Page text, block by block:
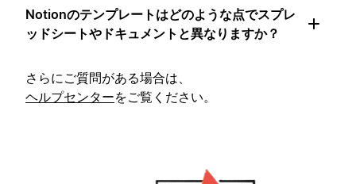
Notionのテンプレートはどのような点でスプレ
ッドシートやドキュメントと異なりますか？
さらにご質問がある場合は、
ヘルプセンターをご覧ください。